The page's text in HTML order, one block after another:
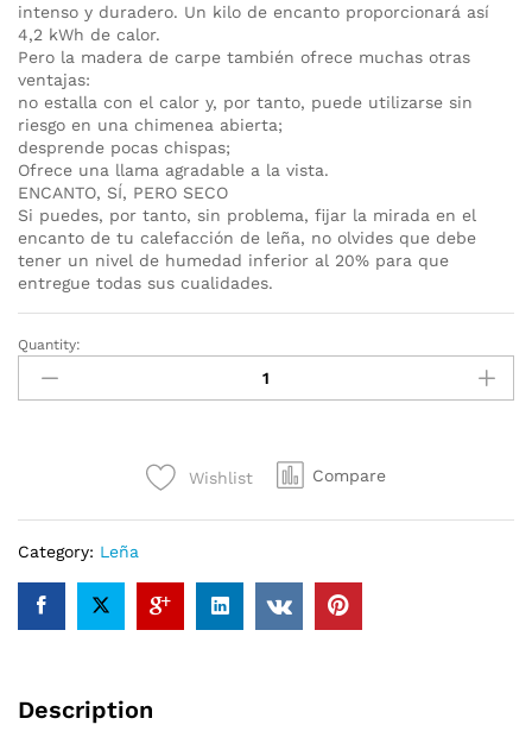
intenso y duradero. Un kilo de encanto proporcionará así
4,2 kWh de calor.
Pero la madera de carpe también ofrece muchas otras
ventajas:
no estalla con el calor y, por tanto, puede utilizarse sin
riesgo en una chimenea abierta;
desprende pocas chispas;
Ofrece una llama agradable a la vista.
ENCANTO, SÍ, PERO SECO
Si puedes, por tanto, sin problema, fijar la mirada en el
encanto de tu calefacción de leña, no olvides que debe
tener un nivel de humedad inferior al 20% para que
entregue todas sus cualidades.
Camión
estéreo
Quantity:
Wishlist Compare
Category: Leña
Description